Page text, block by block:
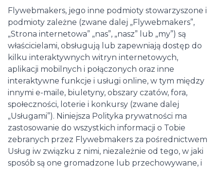
Flywebmakers, jego inne podmioty stowarzyszone i
podmioty zależne (zwane dalej „Flywebmakers”,
„Strona internetowa” „nas”, „nasz” lub „my”) są
właścicielami, obsługują lub zapewniają dostęp do
kilku interaktywnych witryn internetowych,
aplikacji mobilnych i połączonych oraz inne
interaktywne funkcje i usługi online, w tym między
innymi e-maile, biuletyny, obszary czatów, fora,
społeczności, loterie i konkursy (zwane dalej
„Usługami”). Niniejsza Polityka prywatności ma
zastosowanie do wszystkich informacji o Tobie
zebranych przez Flywebmakers za pośrednictwem
Usług iw związku z nimi, niezależnie od tego, w jaki
sposób są one gromadzone lub przechowywane, i